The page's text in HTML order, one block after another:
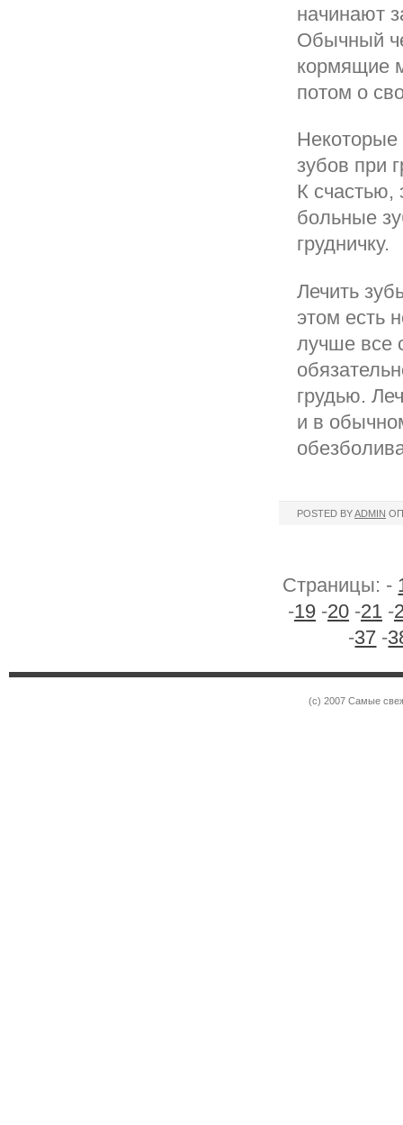
начинают
Обычный
кормящие
потом о
Некоторые
зубов при
К счастью,
больные
грудничку.
Лечить
этом есть
лучше все
грудью.
и в
POSTED BYADMIN
Страницы: -
-19 -20 -21 -
-37 -
(c) 2007 Самые